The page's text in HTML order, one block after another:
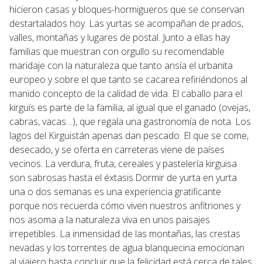
hicieron casas y bloques-hormigueros que se conservan
destartalados hoy. Las yurtas se acompañan de prados,
valles, montañas y lugares de postal. Junto a ellas hay
familias que muestran con orgullo su recomendable
maridaje con la naturaleza que tanto ansía el urbanita
europeo y sobre el que tanto se cacarea refiriéndonos al
manido concepto de la calidad de vida. El caballo para el
kirguís es parte de la familia, al igual que el ganado (ovejas,
cabras, vacas…), que regala una gastronomía de nota. Los
lagos del Kirguistán apenas dan pescado. El que se come,
desecado, y se oferta en carreteras viene de países
vecinos. La verdura, fruta, cereales y pastelería kirguisa
son sabrosas hasta el éxtasis.Dormir de yurta en yurta
una o dos semanas es una experiencia gratificante
porque nos recuerda cómo viven nuestros anfitriones y
nos asoma a la naturaleza viva en unos paisajes
irrepetibles. La inmensidad de las montañas, las crestas
nevadas y los torrentes de agua blanquecina emocionan